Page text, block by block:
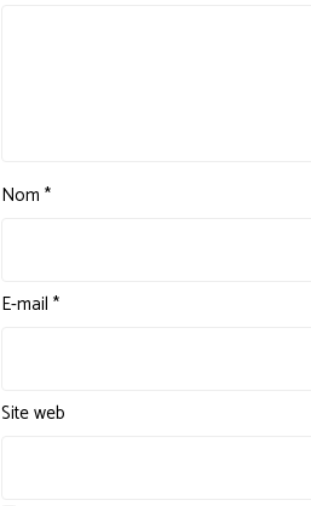
Nom *
E-mail *
Site web